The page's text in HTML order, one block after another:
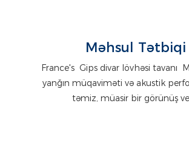
Məhsul Tətbiqi
France's Gips divar lövhəsi tavanı
yanğın müqaviməti və akustik
təmiz, müasir bir görünüş